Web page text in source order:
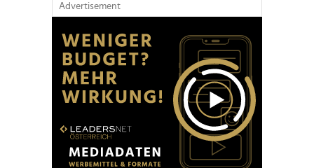
Advertisement